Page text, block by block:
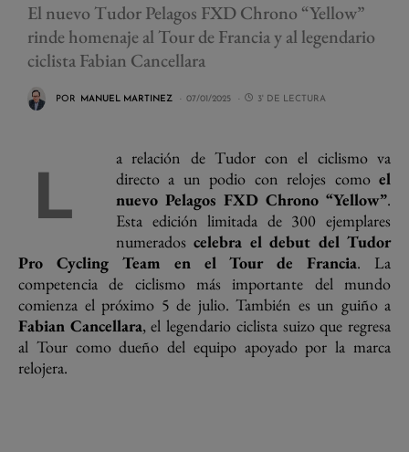
El nuevo Tudor Pelagos FXD Chrono “Yellow”
rinde homenaje al Tour de Francia y al legendario
ciclista Fabian Cancellara
POR MANUEL MARTINEZ 07/01/2025 3' DE LECTURA
L
a relación de Tudor con el ciclismo va
directo a un podio con relojes como el
nuevo Pelagos FXD Chrono “Yellow”.
Esta edición limitada de 300 ejemplares
numeradoscelebra el debut del Tudor
Pro Cycling Team en el Tour de Francia. La
competencia de ciclismo más importante del mundo
comienza el próximo 5 de julio. También es un guiño a
Fabian Cancellara, el legendario ciclista suizo que regresa
al Tour como dueño del equipo apoyado por la marca
relojera.